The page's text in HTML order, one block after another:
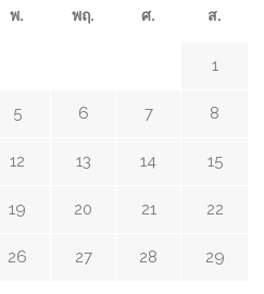
พ. พฤ. ศ. ส.
1
5 6 7 8
12 13 14 15
19 20 21 22
26 27 28 29